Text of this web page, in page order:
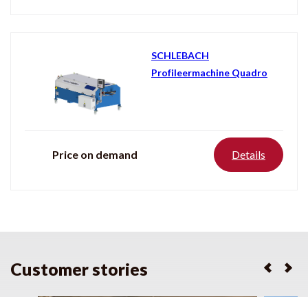
SCHLEBACH
Profileermachine Quadro
Price on demand Details
Customer stories